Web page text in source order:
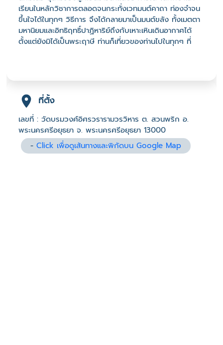
เรียนในหลักวิชาการตลอดจนกระทั่งเวทมนต์คาถา ท่องจำจน
ขึ้นใจได้ในทุกๆ วิธีการ จึงได้กลายมาเป็นมนต์ขลัง ทั้งเมตตา
มหานิยมและอิทธิฤทธิ์ปาฏิหาริย์ถึงกับเหาะเหินเดินอากาศได้
ตั้งแต่ยังมิได้เป็นพระฤาษี ท่านก็เที่ยวของท่านไปในทุกๆ ที่
ที่ตั้ง
เลขที่ : วัดบรมวงศ์อิศรวรารามวรวิหาร ต. สวนพริก อ.
พระนครศรีอยุธยา จ. พระนครศรีอยุธยา 13000
-Click เพื่อดูเส้นทางและพิกัดบน Google Map